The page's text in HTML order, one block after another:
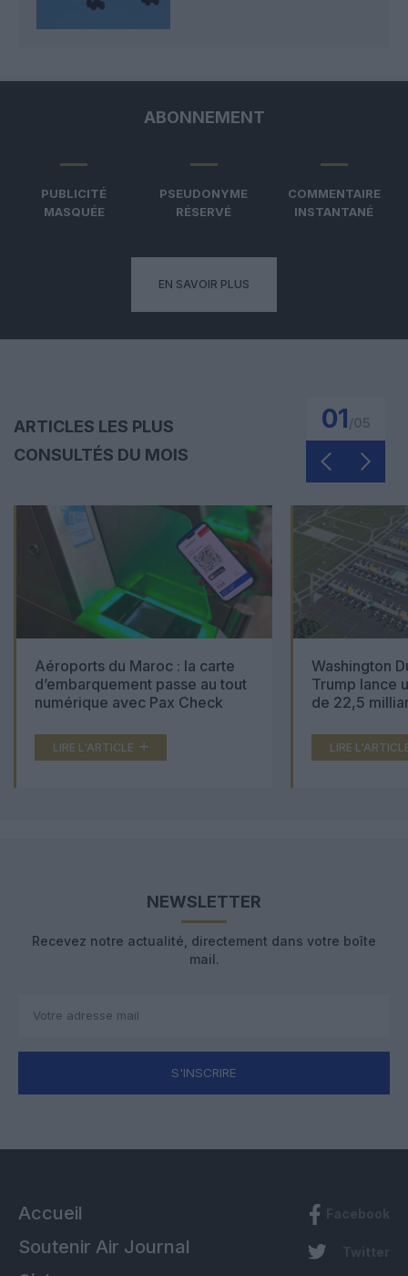
ABONNEMENT
PUBLICITÉ
MASQUÉE
PSEUDONYME
RÉSERVÉ
COMMENTAIRE
INSTANTANÉ
EN SAVOIR PLUS
ARTICLES LES PLUS
CONSULTÉS DU MOIS
01
Aéroports du Maroc : la carte
d’embarquement passe au tout
numérique avec Pax Check
LIRE L'ARTICLE
Washington
Trump lance
de 22,5
LIRE
NEWSLETTER
Recevez notre actualité, directement dans votre boîte
mail.
S'INSCRIRE
Accueil
Soutenir Air Journal